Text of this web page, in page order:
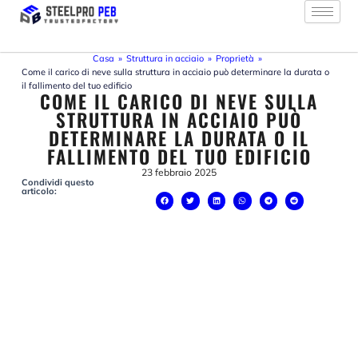
contenuto
Casa » Struttura in acciaio » Proprietà »
Come il carico di neve sulla struttura in acciaio può determinare la durata o
il fallimento del tuo edificio
COME IL CARICO DI NEVE SULLA
STRUTTURA IN ACCIAIO PUÒ
DETERMINARE LA DURATA O IL
FALLIMENTO DEL TUO EDIFICIO
23 febbraio 2025
Condividi questo
articolo: